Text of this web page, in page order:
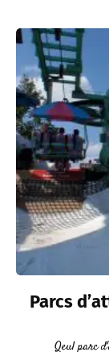
Parcs
Qeul parc